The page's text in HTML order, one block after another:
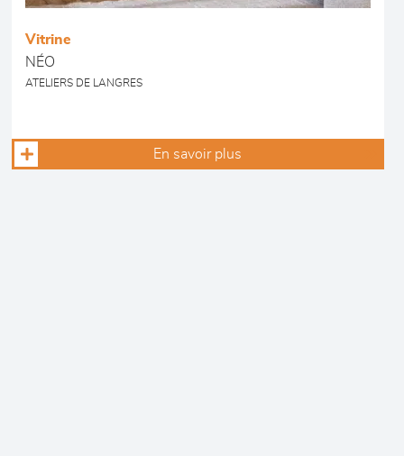
Vitrine
NÉO
ATELIERS DE LANGRES
En savoir plus